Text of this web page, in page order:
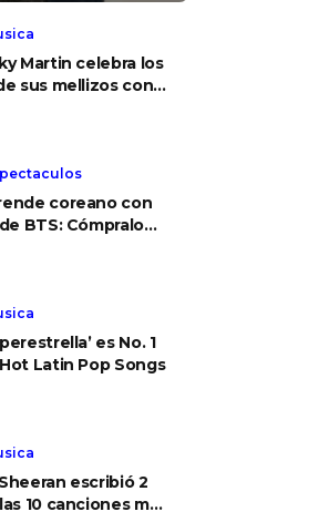
Martin celebra los
sus mellizos con
coreano con
BTS: Cómpralo
es No. 1
Latin Pop Songs
escribió 2
10 canciones más